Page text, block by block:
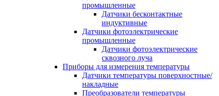
промышленные
Датчики бесконтактные
индуктивные
Датчики фотоэлектрические
промышленные
Датчики фотоэлектрические
сквозного луча
Приборы для измерения температуры
Датчики температуры поверхностные/
накладные
Преобразователи температуры